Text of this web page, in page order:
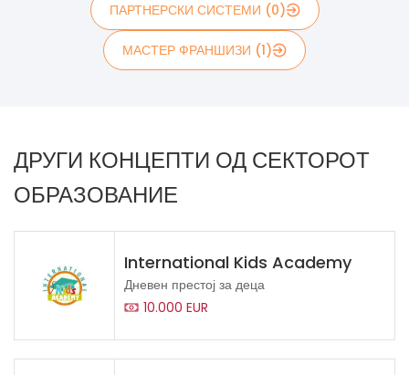
ПАРТНЕРСКИ СИСТЕМИ (0)
МАСТЕР ФРАНШИЗИ (1)
ДРУГИ КОНЦЕПТИ ОД СЕКТОРОТ
ОБРАЗОВАНИЕ
International Kids Academy
Дневен престој за деца
10.000 EUR